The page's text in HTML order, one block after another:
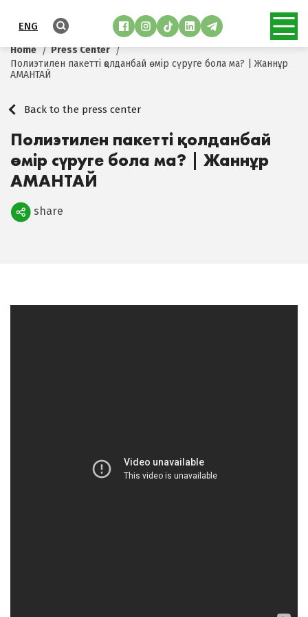
ENG
Home
Press Center
Полиэтилен пакетті қолданбай өмір сүруге бола ма? | Жаннұр
АМАНТАЙ
Back to the press center
Полиэтилен пакетті қолданбай
өмір сүруге бола ма? | Жаннұр
АМАНТАЙ
Поделиться
share